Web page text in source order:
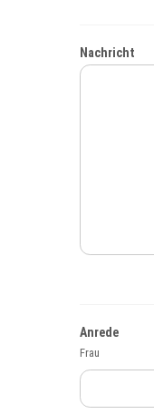
Nachricht
Anrede
Frau